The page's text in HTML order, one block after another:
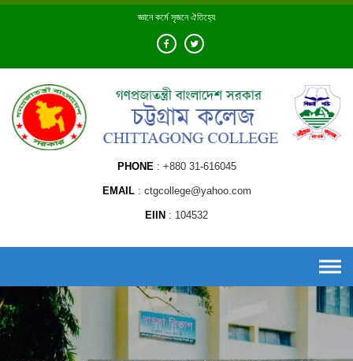
Skip
জ্ঞানে কর্মে সৃজনে ঐতিহ্যে
PHONE +880 31-616045
EMAIL ctgcollege@yahoo.com
EIIN 104532